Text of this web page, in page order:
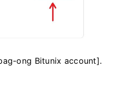
ong Bitunix account].